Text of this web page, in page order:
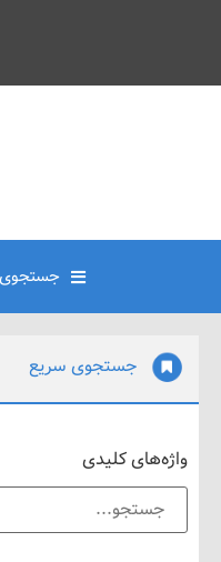
جستجوی
جستجوی سریع
واژه‌های کلیدی